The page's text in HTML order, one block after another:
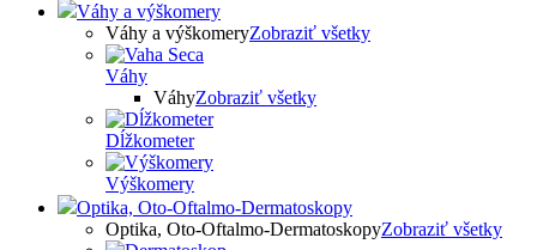
Váhy a výškomery
Váhy a výškomeryZobraziť všetky
Váhy
VáhyZobraziť všetky
Dĺžkometer
Výškomery
Optika, Oto-Oftalmo-Dermatoskopy
Optika, Oto-Oftalmo-DermatoskopyZobraziť všetky